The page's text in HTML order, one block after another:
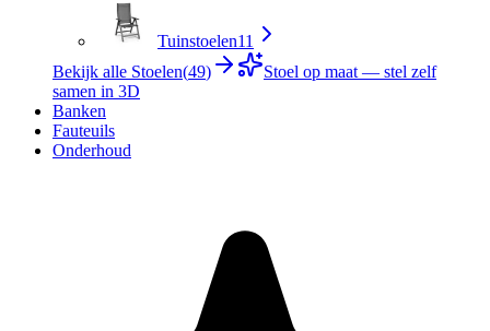
Tuinstoelen11
Bekijk alle Stoelen(49)
Stoel op maat — stel zelf
samen in 3D
Banken
Fauteuils
Onderhoud